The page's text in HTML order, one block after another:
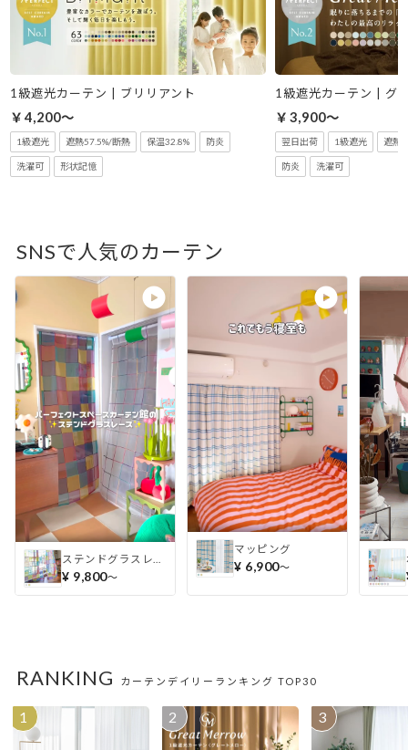
1級遮光カーテン | ブリリアント
￥4,200～
1級遮光 遮熱57.5%/断熱 保温32.8% 防炎
洗濯可 形状記憶
1級遮光カーテン | グ
￥3,900～
翌日出荷 1級遮光 遮熱
防炎 洗濯可
SNSで人気のカーテン
¥ 9,800〜
マッピング
¥ 6,900〜
カーテンデイリーランキング TOP30
RANKING